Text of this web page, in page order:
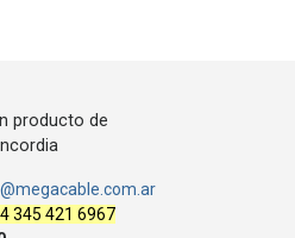
producto de
345 421 6967